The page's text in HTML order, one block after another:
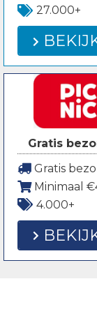
27.000+
Gratis
Gratis
Minimaal
4.000+